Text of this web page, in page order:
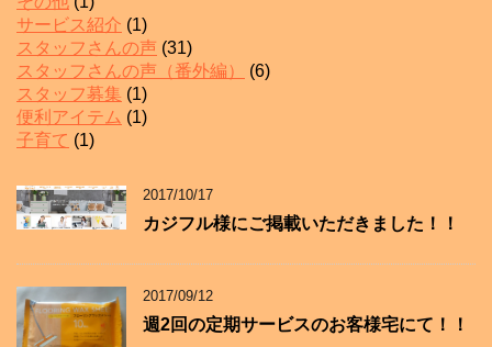
サービス紹介 (1)
スタッフさんの声 (31)
スタッフさんの声（番外編）
(6)
スタッフ募集 (1)
便利アイテム (1)
子育て (1)
2017/10/17
カジフル様にご掲載いただきました！！
2017/09/12
週2回の定期サービスのお客様宅にて！！